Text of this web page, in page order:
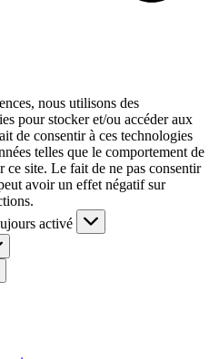
nous utilisons des
pour stocker et/ou accéder aux
de consentir à ces technologies
telles que le comportement de
site. Le fait de ne pas consentir
avoir un effet négatif sur
activé